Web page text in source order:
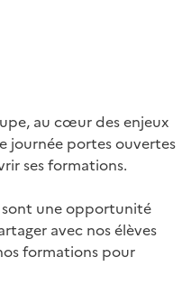
au cœur des enjeux
journée portes ouvertes
ses formations.
sont une opportunité
avec nos élèves
formations pour